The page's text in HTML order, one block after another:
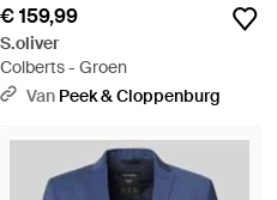
€ 159,99
S.oliver
Colberts - Groen
Van Peek & Cloppenburg